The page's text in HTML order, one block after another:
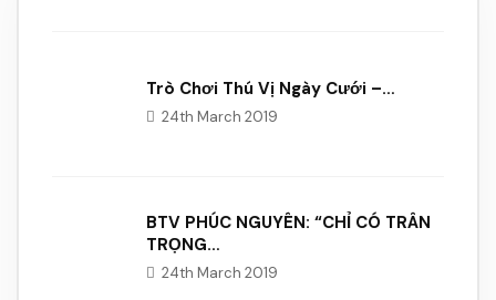
Trò Chơi Thú Vị Ngày Cưới –…
24th March 2019
BTV PHÚC NGUYÊN: “CHỈ CÓ TRÂN
TRỌNG…
24th March 2019